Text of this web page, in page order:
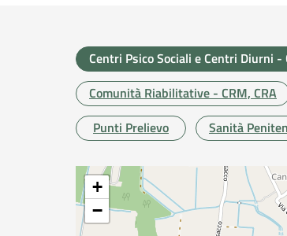
Centri Psico Sociali e Centri Diurni -
Comunità Riabilitative - CRM, CRA
Punti Prelievo
Sanità
+
−